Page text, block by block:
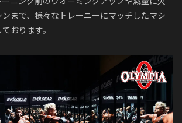
まで、様々なトレーニーにマッチしたマシ
おります。